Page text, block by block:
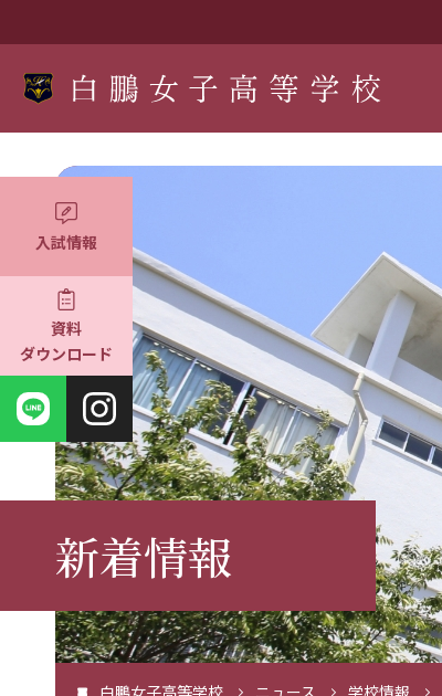
入試情報
資料
ダウンロード
新着情報
白鵬女子高等学校 ニュース 学校情報